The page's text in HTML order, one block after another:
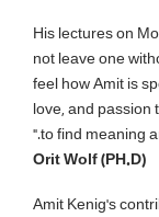
His lectures on
not leave one
feel how Amit is
love, and passion
to find meaning
Orit Wolf (PH.D)
Amit Kenig’s